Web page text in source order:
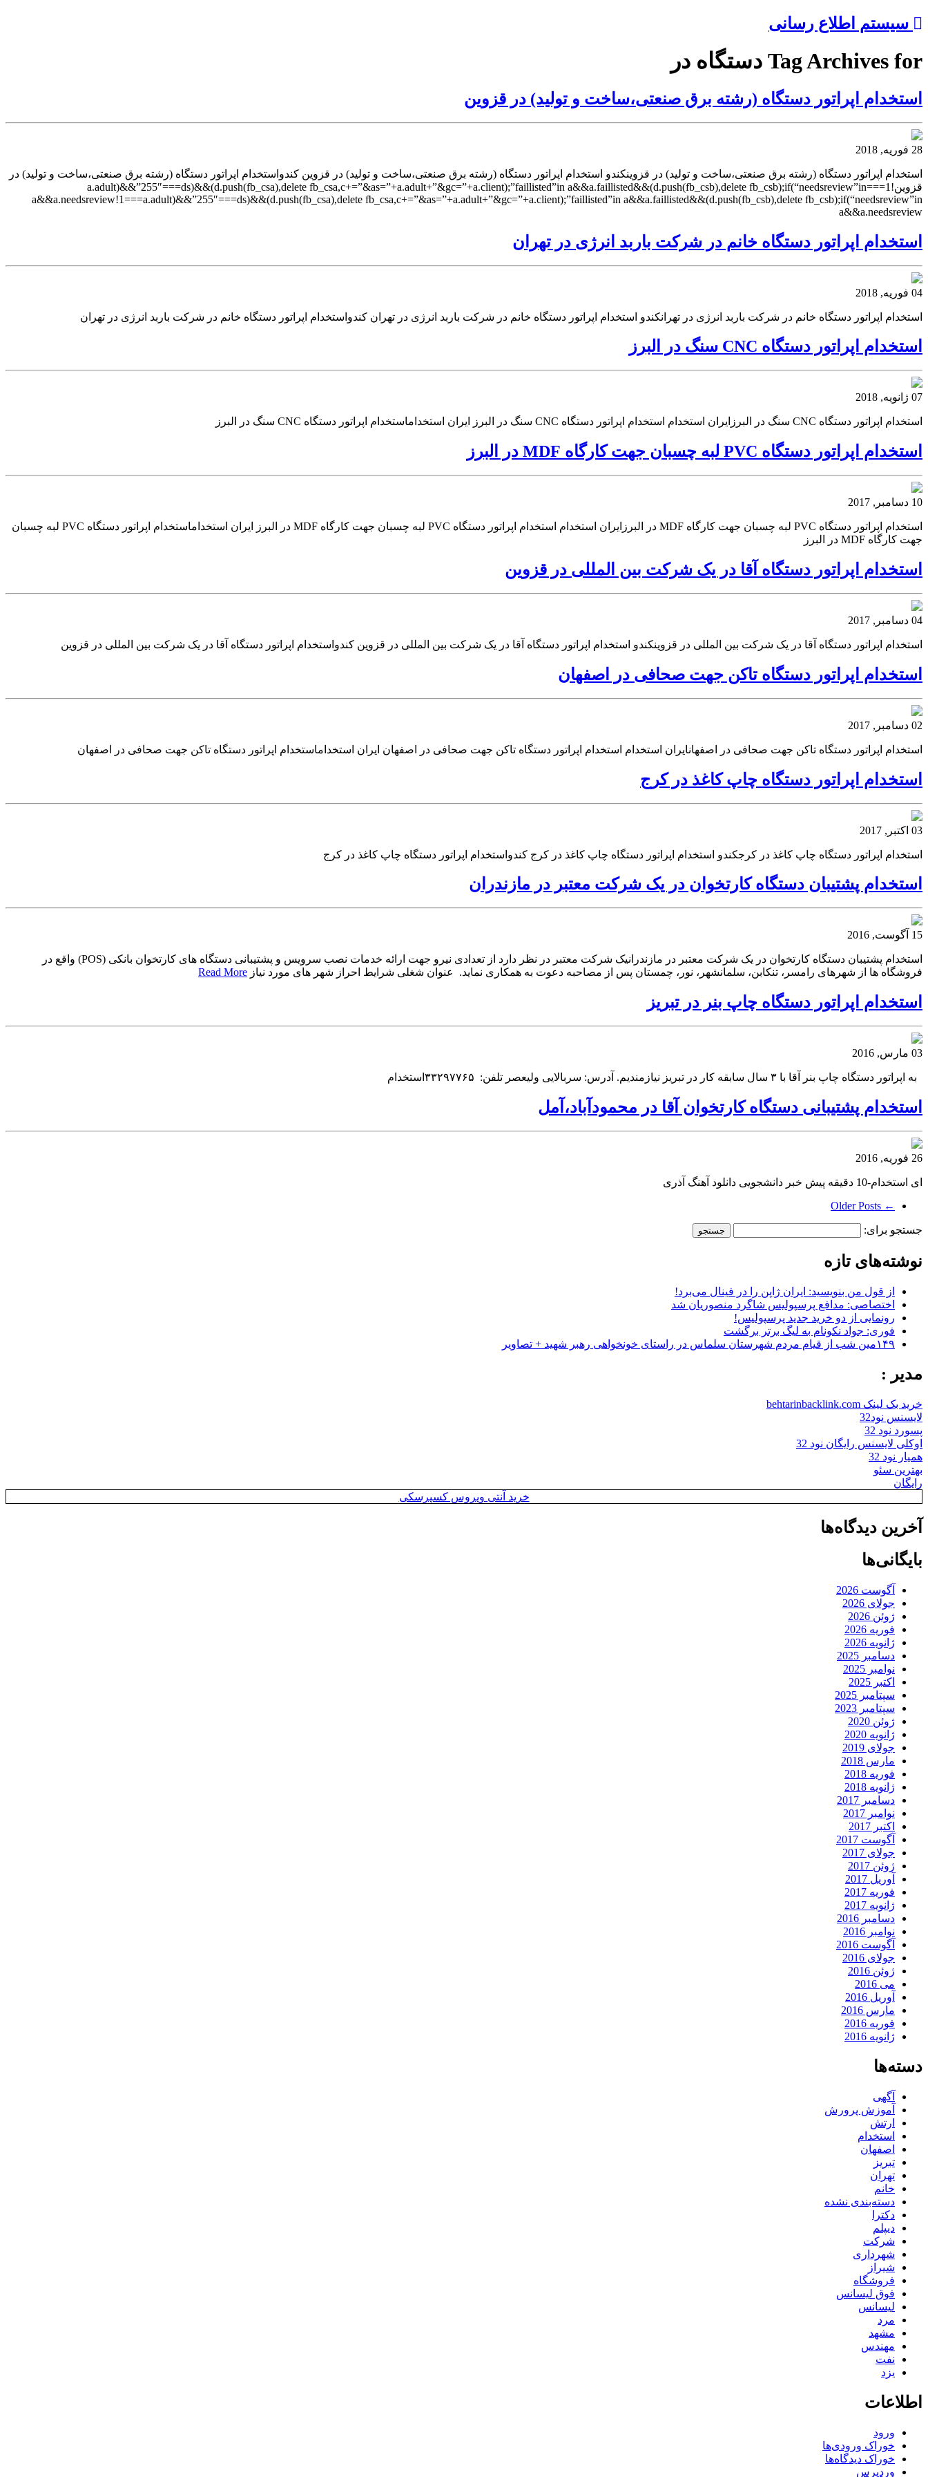
سیستم اطلاع رسانی
Tag Archives for دستگاه در
استخدام اپراتور دستگاه (رشته برق صنعتی،ساخت و تولید) در قزوین
28 فوریه, 2018
استخدام اپراتور دستگاه (رشته برق صنعتی،ساخت و تولید) در قزوینکندو استخدام اپراتور دستگاه (رشته برق صنعتی،ساخت و تولید) در قزوین کندواستخدام اپراتور دستگاه (رشته برق صنعتی،ساخت و تولید) در
قزوین!1===a.adult)&&”255″===ds)&&(d.push(fb_csa),delete fb_csa,c+=”&as=”+a.adult+”&gc=”+a.client);”faillisted”in a&&a.faillisted&&(d.push(fb_csb),delete fb_csb);if(“needsreview”in
a&&a.needsreview!1===a.adult)&&”255″===ds)&&(d.push(fb_csa),delete fb_csa,c+=”&as=”+a.adult+”&gc=”+a.client);”faillisted”in a&&a.faillisted&&(d.push(fb_csb),delete fb_csb);if(“needsreview”in
a&&a.needsreview
استخدام اپراتور دستگاه خانم در شرکت باربد انرژی در تهران
04 فوریه, 2018
استخدام اپراتور دستگاه خانم در شرکت باربد انرژی در تهرانکندو استخدام اپراتور دستگاه خانم در شرکت باربد انرژی در تهران کندواستخدام اپراتور دستگاه خانم در شرکت باربد انرژی در تهران
استخدام اپراتور دستگاه CNC سنگ در البرز
07 ژانویه, 2018
استخدام اپراتور دستگاه CNC سنگ در البرزایران استخدام استخدام اپراتور دستگاه CNC سنگ در البرز ایران استخداماستخدام اپراتور دستگاه CNC سنگ در البرز
استخدام اپراتور دستگاه PVC لبه چسبان جهت کارگاه MDF در البرز
10 دسامبر, 2017
استخدام اپراتور دستگاه PVC لبه چسبان جهت کارگاه MDF در البرزایران استخدام استخدام اپراتور دستگاه PVC لبه چسبان جهت کارگاه MDF در البرز ایران استخداماستخدام اپراتور دستگاه PVC لبه چسبان
جهت کارگاه MDF در البرز
استخدام اپراتور دستگاه آقا در یک شرکت بین المللی در قزوین
04 دسامبر, 2017
استخدام اپراتور دستگاه آقا در یک شرکت بین المللی در قزوینکندو استخدام اپراتور دستگاه آقا در یک شرکت بین المللی در قزوین کندواستخدام اپراتور دستگاه آقا در یک شرکت بین المللی در قزوین
استخدام اپراتور دستگاه تاکن جهت صحافی در اصفهان
02 دسامبر, 2017
استخدام اپراتور دستگاه تاکن جهت صحافی در اصفهانایران استخدام استخدام اپراتور دستگاه تاکن جهت صحافی در اصفهان ایران استخداماستخدام اپراتور دستگاه تاکن جهت صحافی در اصفهان
استخدام اپراتور دستگاه چاپ کاغذ در کرج
03 اکتبر, 2017
استخدام اپراتور دستگاه چاپ کاغذ در کرجکندو استخدام اپراتور دستگاه چاپ کاغذ در کرج کندواستخدام اپراتور دستگاه چاپ کاغذ در کرج
استخدام پشتیبان دستگاه کارتخوان در یک شرکت معتبر در مازندران
15 آگوست, 2016
استخدام پشتیبان دستگاه کارتخوان در یک شرکت معتبر در مازندرانیک شرکت معتبر در نظر دارد از تعدادی نیرو جهت ارائه خدمات نصب سرویس و پشتیبانی دستگاه های کارتخوان بانکی (POS) واقع در
فروشگاه ها از شهرهای رامسر، تنکابن، سلمانشهر، نور، چمستان پس از مصاحبه دعوت به همکاری نماید. عنوان شغلی شرایط احراز شهر های مورد نیاز Read More
استخدام اپراتور دستگاه چاپ بنر در تبریز
03 مارس, 2016
به اپراتور دستگاه چاپ بنر آقا با ۳ سال سابقه کار در تبریز نیازمندیم. آدرس: سربالایی ولیعصر تلفن: ۳۳۲۹۷۷۶۵استخدام
استخدام پشتیبانی دستگاه کارتخوان آقا در محمودآباد،آمل
26 فوریه, 2016
ای استخدام-10 دقیقه پیش خبر دانشجویی دانلود آهنگ آذری
← Older Posts
جستجو برای:
نوشته‌های تازه
از قول من بنویسید: ایران ژاپن را در فینال می‌برد!
اختصاصی: مدافع پرسپولیس شاگرد منصوریان شد
رونمایی از دو خرید جدید پرسپولیس!
فوری: جواد نکونام به لیگ برتر برگشت
۱۴۹مین شب از قیام مردم شهرستان سلماس در راستای خونخواهی رهبر شهید + تصاویر
مدیر :
خرید بک لینک behtarinbacklink.com
لایسنس نود32
پسورد نود 32
اوکلی لایسنس رایگان نود 32
همیار نود 32
بهترین سئو
رایگان
خرید آنتی ویروس کسپرسکی
آخرین دیدگاه‌ها
بایگانی‌ها
آگوست 2026
جولای 2026
ژوئن 2026
فوریه 2026
ژانویه 2026
دسامبر 2025
نوامبر 2025
اکتبر 2025
سپتامبر 2025
سپتامبر 2023
ژوئن 2020
ژانویه 2020
جولای 2019
مارس 2018
فوریه 2018
ژانویه 2018
دسامبر 2017
نوامبر 2017
اکتبر 2017
آگوست 2017
جولای 2017
ژوئن 2017
آوریل 2017
فوریه 2017
ژانویه 2017
دسامبر 2016
نوامبر 2016
آگوست 2016
جولای 2016
ژوئن 2016
می 2016
آوریل 2016
مارس 2016
فوریه 2016
ژانویه 2016
دسته‌ها
آگهی
آموزش پرورش
ارتش
استخدام
اصفهان
تبریز
تهران
خانم
دسته‌بندی نشده
دکترا
دیپلم
شرکت
شهرداری
شیراز
فروشگاه
فوق لیسانس
لیسانس
مرد
مشهد
مهندس
نفت
یزد
اطلاعات
ورود
خوراک ورودی‌ها
خوراک دیدگاه‌ها
وردپرس